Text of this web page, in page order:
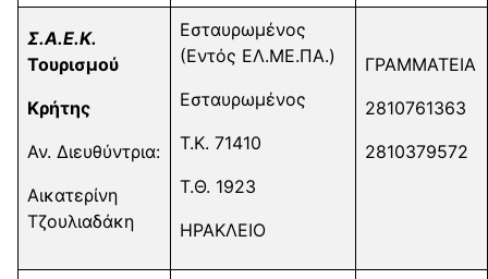
Σ.Α.Ε.Κ.
Τουρισμού
Κρήτης
Αν. Διευθύντρια:
Αικατερίνη
Τζουλιαδάκη
Εσταυρωμένος
(Εντός ΕΛ.ΜΕ.ΠΑ.)
Εσταυρωμένος
Τ.Κ. 71410
Τ.Θ. 1923
ΗΡΑΚΛΕΙΟ
ΓΡΑΜΜΑΤΕΙΑ
2810761363
2810379572